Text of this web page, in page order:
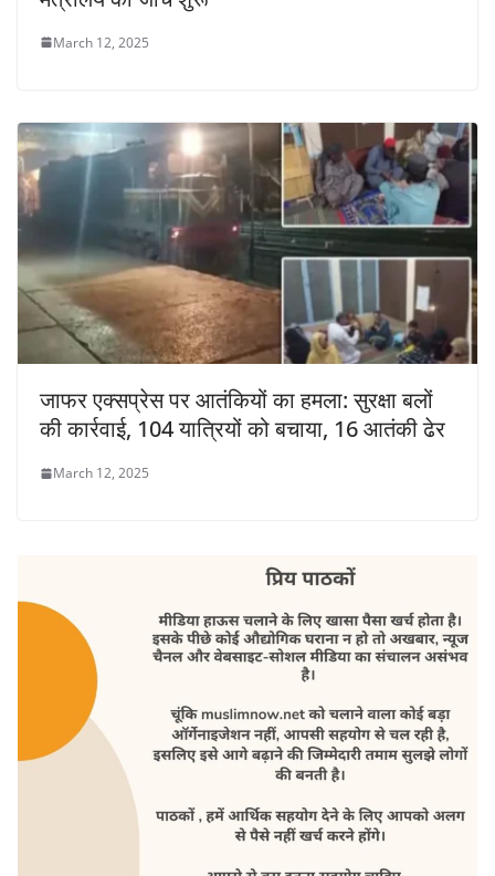
March 12, 2025
जाफर एक्सप्रेस पर आतंकियों का हमला: सुरक्षा बलों
की कार्रवाई, 104 यात्रियों को बचाया, 16 आतंकी ढेर
March 12, 2025